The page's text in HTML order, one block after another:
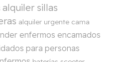
alquiler sillas
alquiler urgente cama
enfermos encamados
para personas